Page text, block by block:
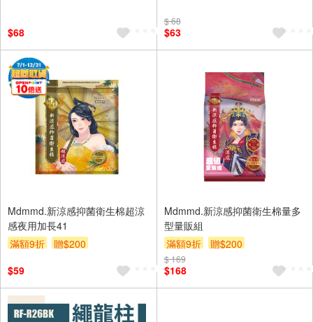
$68
$ 68
$63
Mdmmd.新涼感抑菌衛生棉超涼
感夜用加長41
滿額9折
贈$200
$59
Mdmmd.新涼感抑菌衛生棉量多
型量販組
滿額9折
贈$200
$ 169
$168